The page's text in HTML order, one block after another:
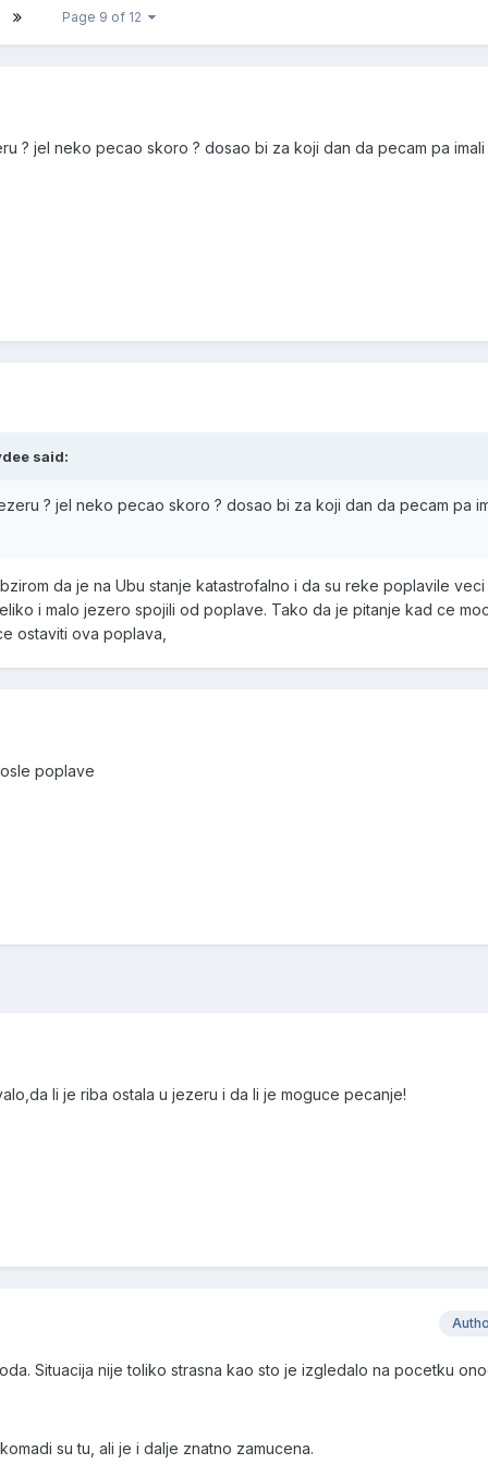
Page 9 of 12
? jel neko pecao skoro ? dosao bi za koji dan da pecam pa
said:
? jel neko pecao skoro ? dosao bi za koji dan da pecam pa
da je na Ubu stanje katastrofalno i da su reke poplavile
i malo jezero spojili od poplave. Tako da je pitanje kad ce
ostaviti ova poplava,
poplave
li je riba ostala u jezeru i da li je moguce pecanje!
Situacija nije toliko strasna kao sto je izgledalo na pocetku
su tu, ali je i dalje znatno zamucena.